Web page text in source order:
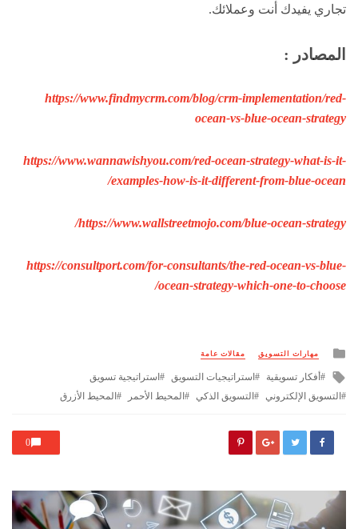
تجاري يفيدك أنت وعملائك.
المصادر :
https://www.findmycrm.com/blog/crm-implementation/red-
ocean-vs-blue-ocean-strategy
https://www.wannawishyou.com/red-ocean-strategy-what-is-it-
examples-how-is-it-different-from-blue-ocean/
https://www.wallstreetmojo.com/blue-ocean-strategy/
https://consultport.com/for-consultants/the-red-ocean-vs-blue-
ocean-strategy-which-one-to-choose/
Posted
مهارات التسويق مقالات عامة
Tagged
أفكار تسويقية استراتيجيات التسويق
استراتيجية تسويق
التسويق الإلكتروني
التسويق الذكي المحيط الأحمر المحيط الأزرق
0